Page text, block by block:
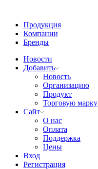
Продукция
Компании
Бренды
Новости
Добавить
Новость
Организацию
Продукт
Торговую марку
Сайт
О нас
Оплата
Поддержка
Цены
Вход
Регистрация